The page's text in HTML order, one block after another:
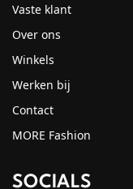
Vaste klant
Over ons
Winkels
Werken bij
Contact
MORE Fashion
SOCIALS